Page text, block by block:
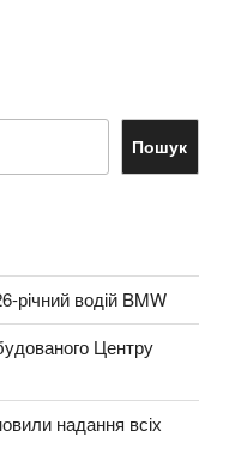
Пошук
річний водій BMW
Центру
надання всіх